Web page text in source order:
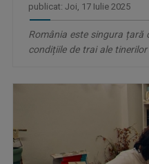
publicat: Joi, 17 Iulie 2025
România este singura țară
condițiile de trai ale